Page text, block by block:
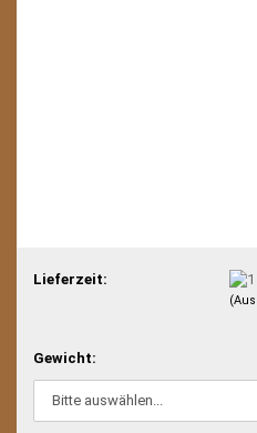
Lieferzeit:
Gewicht: